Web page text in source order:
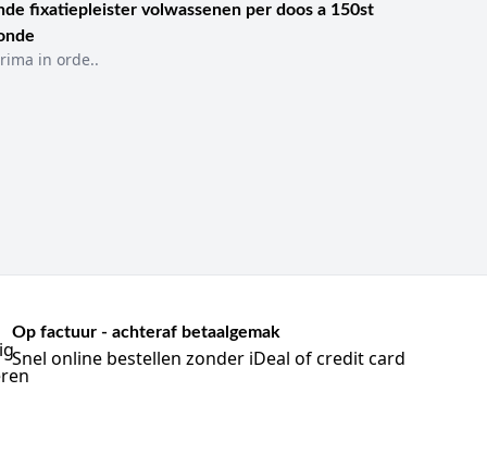
vrouwenkatheters en spoelkatheters. Ook verschillen
gekozen op basis van indicatie, verwachte
patiëntfactoren.
fixatiepleister volwassenen per doos a 150st
in orde..
Op factuur - achteraf betaalgemak
Snel online bestellen zonder iDeal of credit card